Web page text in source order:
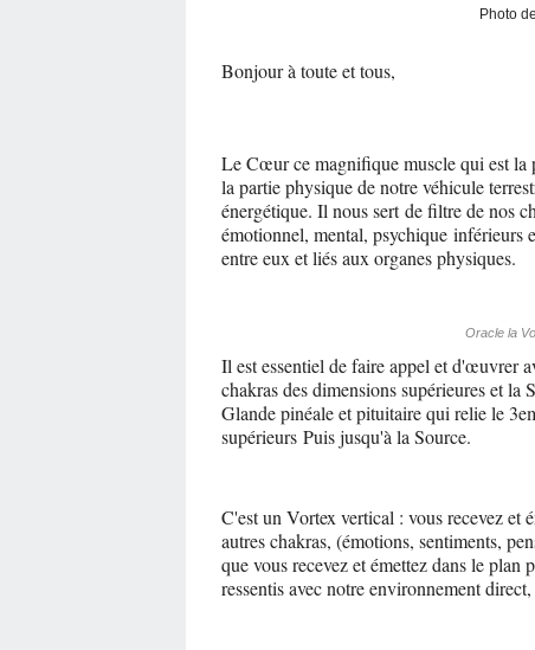
Photo de
Bonjour à toute et tous,
Le Cœur ce magnifique muscle qui est la
la partie physique de notre véhicule
énergétique. Il nous sert de filtre de nos
émotionnel, mental, psychique inférieurs
entre eux et liés aux organes physiques.
Oracle la
Il est essentiel de faire appel et d'œuvrer
chakras des dimensions supérieures et
Glande pinéale et pituitaire qui relie le
supérieurs Puis jusqu'à la Source.
C'est un Vortex vertical : vous recevez et
autres chakras, (émotions, sentiments,
que vous recevez et émettez dans le
ressentis avec notre environnement